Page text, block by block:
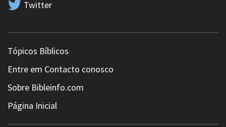
Twitter
Tópicos Bíblicos
Entre em Contacto conosco
Sobre Bibleinfo.com
Página Inicial